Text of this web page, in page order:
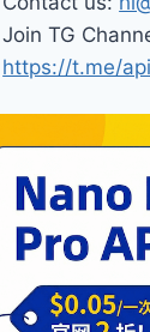
Join TG
https://t.me/